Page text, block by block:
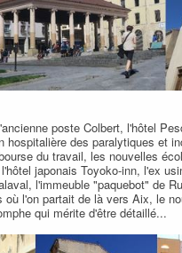
poste Colbert, l'hôtel
hospitalière des paralytiques et
du travail, les nouvelles
japonais Toyoko-inn, l'ex
l'immeuble "paquebot" de
l'on partait de là vers Aix, le
qui mérite d'être détaillé...